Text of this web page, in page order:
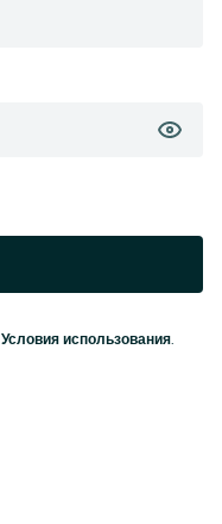
Условия использования.